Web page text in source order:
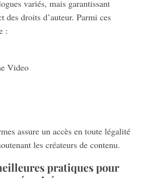
variés, mais garantissant
des droits d’auteur. Parmi ces
:
Video
assure un accès en toute légalité
les créateurs de contenu.
pratiques pour